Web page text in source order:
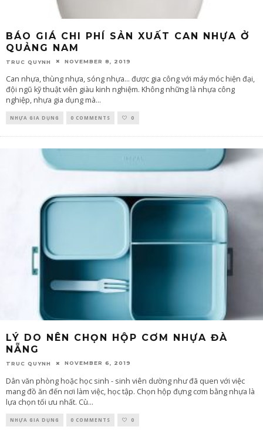
BÁO GIÁ CHI PHÍ SẢN XUẤT CAN NHỰA Ở
QUẢNG NAM
TRUC QUYNH NOVEMBER 8, 2019
Can nhựa, thùng nhựa, sóng nhựa... được gia công với máy móc hiện đại,
đội ngũ kỹ thuật viên giàu kinh nghiệm. Không những là nhựa công
nghiệp, nhựa gia dụng mà...
NHỰA GIA DỤNG 0 COMMENTS 0
LÝ DO NÊN CHỌN HỘP CƠM NHỰA ĐÀ
NẴNG
TRUC QUYNH NOVEMBER 6, 2019
Dân văn phòng hoặc học sinh - sinh viên dường như đã quen với việc
mang đồ ăn đến nơi làm việc, học tập. Chọn hộp đựng cơm bằng nhựa là
lựa chọn tối ưu nhất. Cù...
NHỰA GIA DỤNG 0 COMMENTS 0